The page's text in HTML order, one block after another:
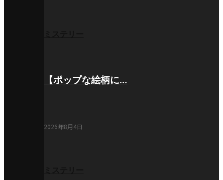
【ポップな絵柄に…
2026年8月4日